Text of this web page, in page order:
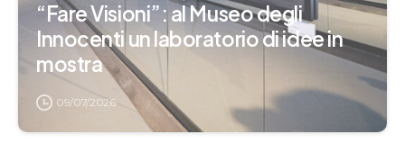
“Fare Visioni”: al Museo degli
Innocenti un laboratorio di idee in
mostra
09/07/2026